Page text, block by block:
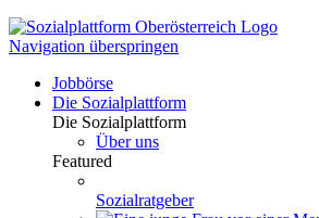
Navigation überspringen
Jobbörse
Die Sozialplattform
Die Sozialplattform
Über uns
Featured
Sozialratgeber